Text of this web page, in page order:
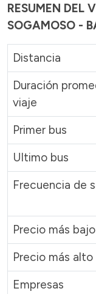
RESUMEN DEL
SOGAMOSO -
Distancia
Duración
viaje
Primer bus
Ultimo bus
Frecuencia de
Precio más bajo
Precio más alto
Empresas